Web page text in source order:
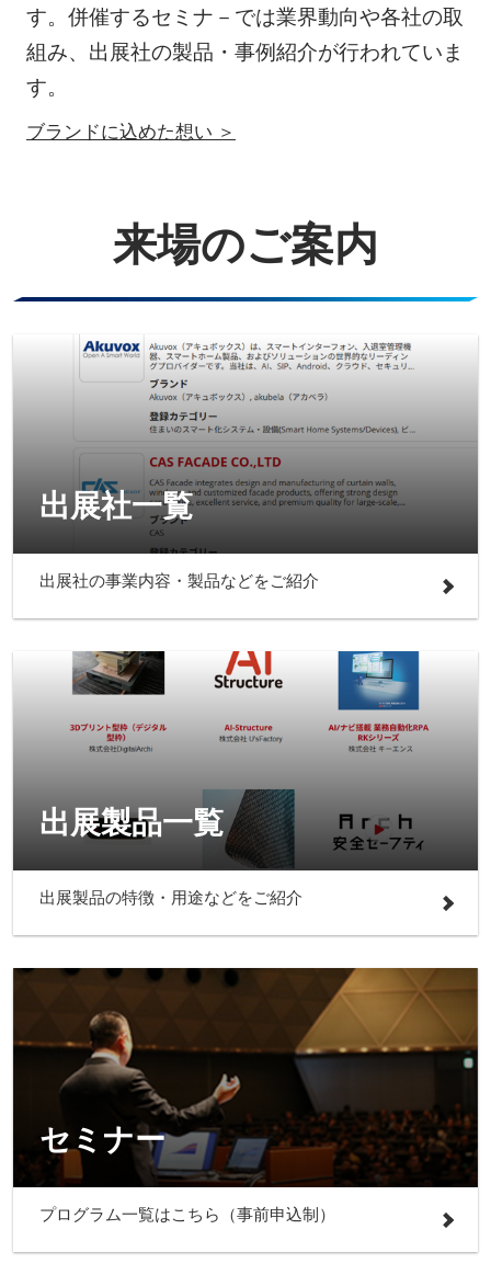
す。併催するセミナ－では業界動向や各社の取
組み、出展社の製品・事例紹介が行われていま
す。
ブランドに込めた想い ＞
来場のご案内
出展社一覧
出展社の事業内容・製品などをご紹介
出展製品一覧
出展製品の特徴・用途などをご紹介
セミナー
プログラム一覧はこちら（事前申込制）